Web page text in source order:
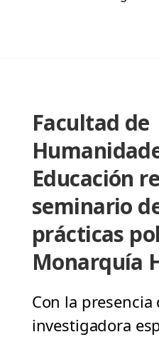
Facultad de
Educación
seminario
prácticas
Monarquía
Con la presencia
investigadora